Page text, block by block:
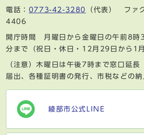
電話： 0773-42-3280
（代表） ファ
4406
開庁時間 月曜日から金曜日の午前8時
分まで（祝日・休日・12月29日から1
（注意）木曜日は午後7時まで窓口延長
届出、各種証明書の発行、市税などの納
綾部市公式LINE